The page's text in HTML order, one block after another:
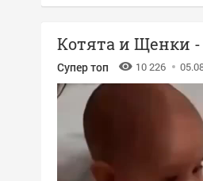
Котята и Щенки
Супер топ 10 226